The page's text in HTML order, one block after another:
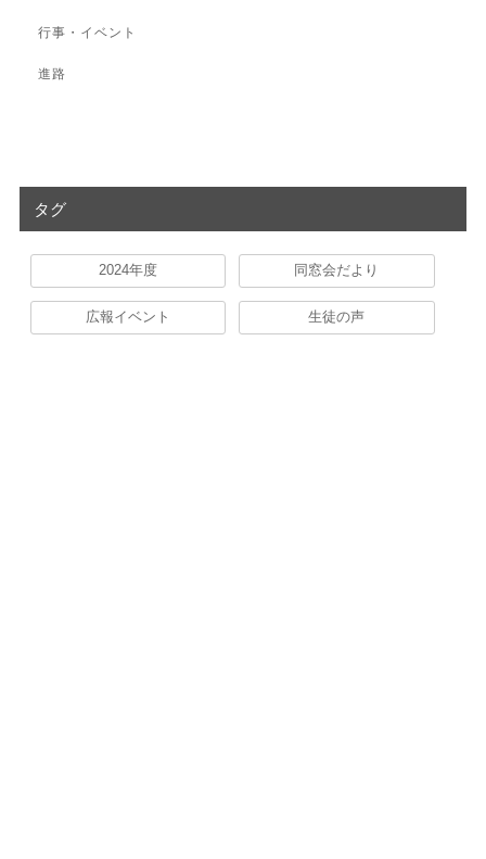
行事・イベント
進路
タグ
2024年度 同窓会だより
広報イベント 生徒の声